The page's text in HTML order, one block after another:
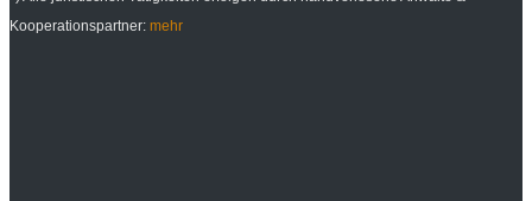
Kooperationspartner: mehr